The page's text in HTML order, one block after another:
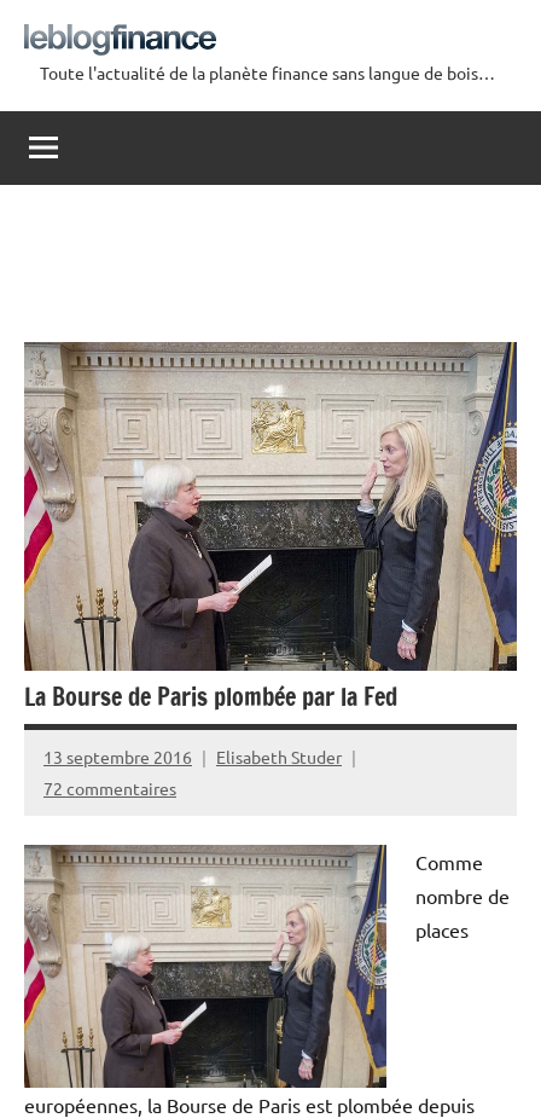
contenu
Le
Blog
Finance
Toute l'actualité de la planète finance sans langue de bois…
La Bourse de Paris plombée par la Fed
13 septembre 2016
Elisabeth Studer
72 commentaires
Comme
nombre de
places
européennes, la Bourse de Paris est plombée depuis